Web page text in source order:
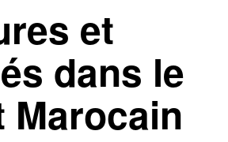
et
dans le
Marocain